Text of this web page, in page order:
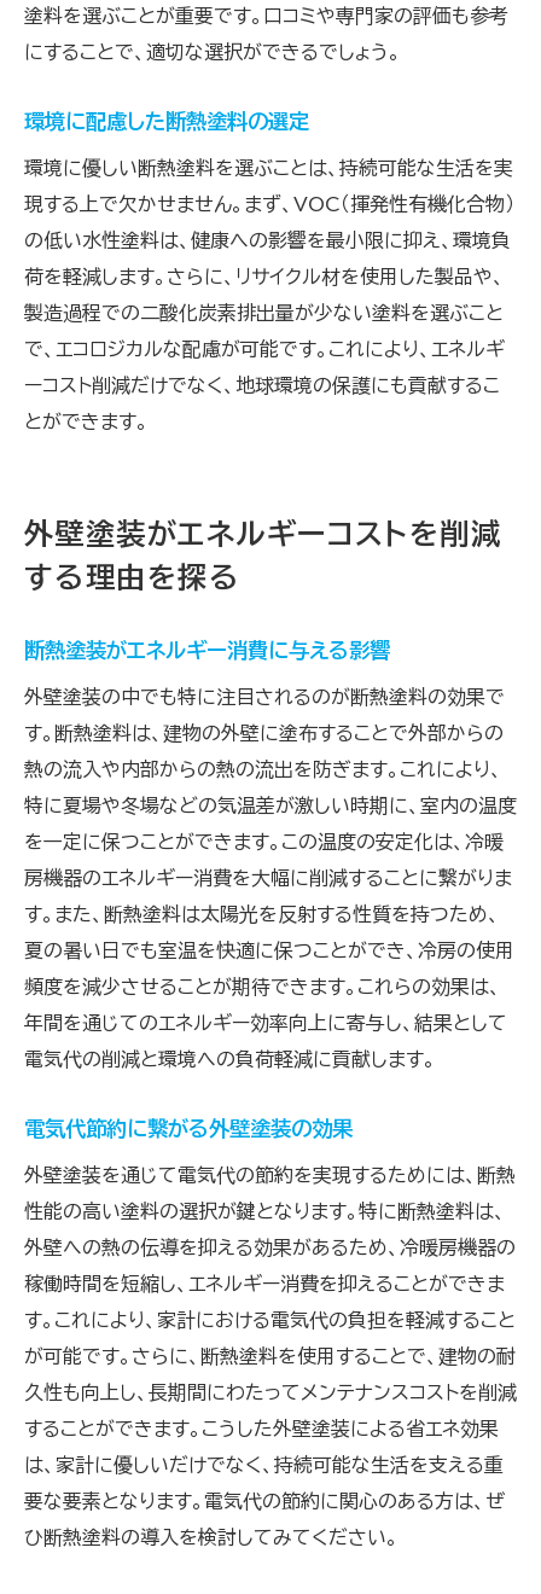
塗料を選ぶことが重要です。口コミや専門家の評価も参考
にすることで、適切な選択ができるでしょう。
環境に配慮した断熱塗料の選定
環境に優しい断熱塗料を選ぶことは、持続可能な生活を実
現する上で欠かせません。まず、VOC（揮発性有機化合物）
の低い水性塗料は、健康への影響を最小限に抑え、環境負
荷を軽減します。さらに、リサイクル材を使用した製品や、
製造過程での二酸化炭素排出量が少ない塗料を選ぶこと
で、エコロジカルな配慮が可能です。これにより、エネルギ
ーコスト削減だけでなく、地球環境の保護にも貢献するこ
とができます。
外壁塗装がエネルギーコストを削減
する理由を探る
断熱塗装がエネルギー消費に与える影響
外壁塗装の中でも特に注目されるのが断熱塗料の効果で
す。断熱塗料は、建物の外壁に塗布することで外部からの
熱の流入や内部からの熱の流出を防ぎます。これにより、
特に夏場や冬場などの気温差が激しい時期に、室内の温度
を一定に保つことができます。この温度の安定化は、冷暖
房機器のエネルギー消費を大幅に削減することに繋がりま
す。また、断熱塗料は太陽光を反射する性質を持つため、
夏の暑い日でも室温を快適に保つことができ、冷房の使用
頻度を減少させることが期待できます。これらの効果は、
年間を通じてのエネルギー効率向上に寄与し、結果として
電気代の削減と環境への負荷軽減に貢献します。
電気代節約に繋がる外壁塗装の効果
外壁塗装を通じて電気代の節約を実現するためには、断熱
性能の高い塗料の選択が鍵となります。特に断熱塗料は、
外壁への熱の伝導を抑える効果があるため、冷暖房機器の
稼働時間を短縮し、エネルギー消費を抑えることができま
す。これにより、家計における電気代の負担を軽減すること
が可能です。さらに、断熱塗料を使用することで、建物の耐
久性も向上し、長期間にわたってメンテナンスコストを削減
することができます。こうした外壁塗装による省エネ効果
は、家計に優しいだけでなく、持続可能な生活を支える重
要な要素となります。電気代の節約に関心のある方は、ぜ
ひ断熱塗料の導入を検討してみてください。